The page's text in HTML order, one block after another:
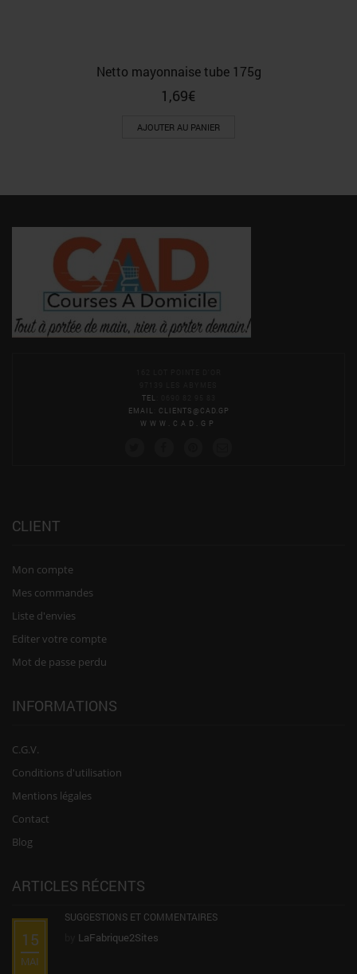
Netto mayonnaise tube 175g
1,69€
AJOUTER AU PANIER
TEL
EMAIL
CLIENTS@CAD.GP
WWW.CAD.GP
CLIENT
Mon compte
Mes commandes
Liste d'envies
Editer votre compte
Mot de passe perdu
INFORMATIONS
C.G.V.
Conditions d'utilisation
Mentions légales
Contact
Blog
ARTICLES RÉCENTS
15
MAI
SUGGESTIONS ET COMMENTAIRES
LaFabrique2Sites